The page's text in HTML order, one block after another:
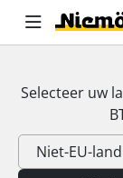
Selecteer uw